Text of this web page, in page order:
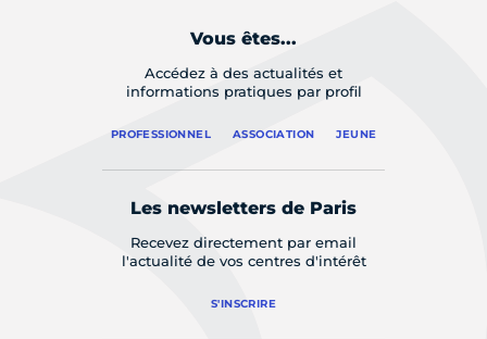
Vous êtes...
Accédez à des actualités et
informations pratiques par profil
PROFESSIONNEL ASSOCIATION JEUNE
Les newsletters de Paris
Recevez directement par email
l'actualité de vos centres d'intérêt
S'INSCRIRE